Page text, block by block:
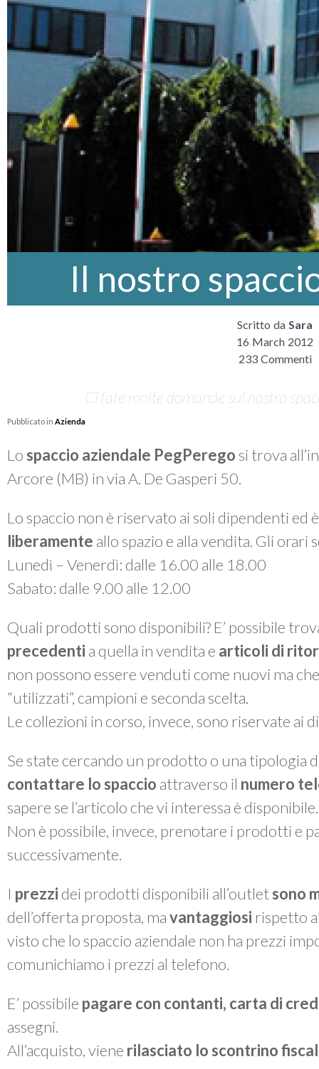
Il nostro
Scritto da Sara
16 March 2012
233 Commenti
Ci fate molte domande sul nostro
Pubblicato in Azienda
Lo spaccio aziendale PegPerego si trova
Arcore (MB) in via A. De Gasperi 50.
Lo spaccio non è riservato ai soli dipendenti ed
liberamente allo spazio e alla vendita. Gli orari
Lunedì – Venerdì: dalle 16.00 alle 18.00
Sabato: dalle 9.00 alle 12.00
Quali prodotti sono disponibili? E’ possibile
precedenti a quella in vendita e articoli di
non possono essere venduti come nuovi ma
“utilizzati”, campioni e seconda scelta.
Le collezioni in corso, invece, sono riservate ai
Se state cercando un prodotto o una tipologia
contattare lo spaccio attraverso il numero
sapere se l’articolo che vi interessa è disponibile.
Non è possibile, invece, prenotare i prodotti e
successivamente.
I prezzi dei prodotti disponibili all’outletsono
dell’offerta proposta, mavantaggiosi rispetto
visto che lo spaccio aziendale non ha prezzi
comunichiamo i prezzi al telefono.
E’ possibile pagare con contanti, carta di
assegni.
All’acquisto, viene rilasciato lo scontrino